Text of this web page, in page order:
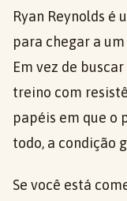
Ryan Reynolds é
para chegar a
Em vez de
treino com
papéis em que o
todo, a condição
Se você está